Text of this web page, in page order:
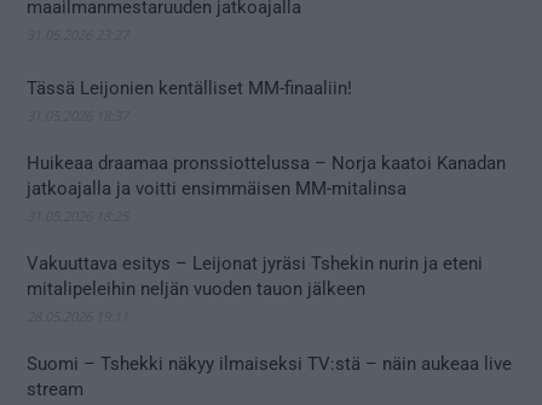
maailmanmestaruuden jatkoajalla
Tässä Leijonien kentälliset MM-finaaliin!
Huikeaa draamaa pronssiottelussa – Norja kaatoi Kanadan
jatkoajalla ja voitti ensimmäisen MM-mitalinsa
Vakuuttava esitys – Leijonat jyräsi Tshekin nurin ja eteni
mitalipeleihin neljän vuoden tauon jälkeen
Suomi – Tshekki näkyy ilmaiseksi TV:stä – näin aukeaa live
stream